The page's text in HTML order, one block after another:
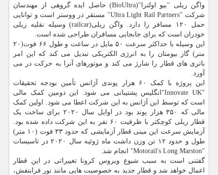
واگن ریلی "بیو اولترا"(BioUltra) حاصل ایده گروهی از مهندسان
شرکت "Ultra Light Rail Partners" مستقر در ووستر است و توانایی
حمل ۱۲۰ مسافر را دارد. واگن ریلی(railcar) وسیله نقلیه ریلی
خودران است که برای جابجایی مسافران طراحی شده است.
این وسیله با حداکثر سرعت ۵۰ مایل در ساعت و طول ۶۶ فوت(۲۰
متر) گاز بیومتان را به انرژی الکتریکی تبدیل می کند که این امر
باتری های قطار را شارژ می کند و موتورهای آنرا به حرکت در می
آورد.
این پروژه با کمک ۶۰ هزار پوندی آژانس تأمین بودجه تحقیقات
"Innovate UK"انگلیس پشتیبانی می شود. این دومین کمک مالی
است که توسط این آژانس به این شرکت اعطا می شود. اولین کمک
مالی که ۳۵۰ هزار پوند بود در اوایل سال ۲۰۲۰ برای ساخت یک
قطار ریلی کوچکتر با ظرفیت ۶۰ نفر به این شرکت داده شده بود.
آزمایش سرعت این مینی قطار آزمایشی که حدود ۳۳ فوت (۱۰ متر)
طول و حدود ۱۲ تن وزن داشت ماه ژوئیه سال ۲۰۲۰ در تاسیسات
"Motorail's Long Marston" انجام شد.
گفتنی است به سبب شیوع ویروس کرونا تغییراتی در این قطار
اعمال خواهد شد و قطار جدید به خصوصیت هایی مانند نور فرابنفش،